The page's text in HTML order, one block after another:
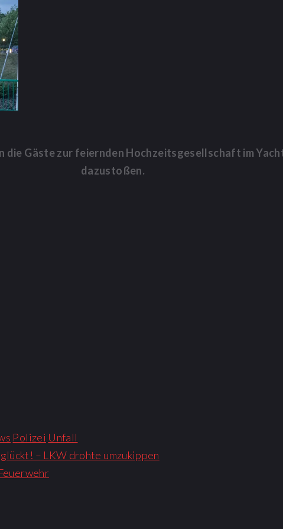
die Gäste zur feiernden Hochzeitsgesellschaft im
dazustoßen.
Polizei Unfall
– LKW drohte umzukippen